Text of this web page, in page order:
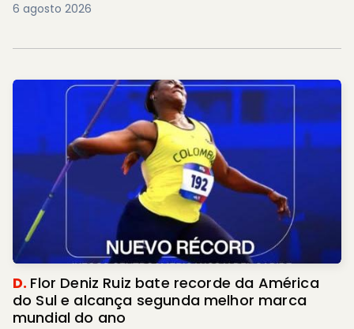
6 agosto 2026
D. Flor Deniz Ruiz bate recorde da América
do Sul e alcança segunda melhor marca
mundial do ano